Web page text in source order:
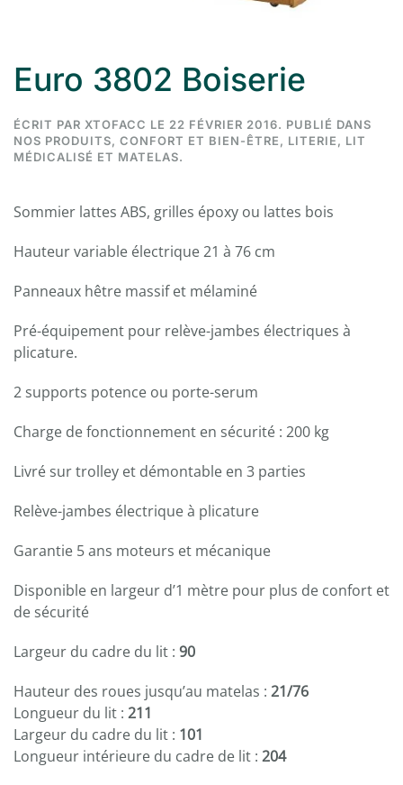
Euro 3802 Boiserie
ÉCRIT PAR XTOFACC LE 22 FÉVRIER 2016. PUBLIÉ DANS
NOS PRODUITS, CONFORT ET BIEN-ÊTRE, LITERIE, LIT
MÉDICALISÉ ET MATELAS.
Sommier lattes ABS, grilles époxy ou lattes bois
Hauteur variable électrique 21 à 76 cm
Panneaux hêtre massif et mélaminé
Pré-équipement pour relève-jambes électriques à
plicature.
2 supports potence ou porte-serum
Charge de fonctionnement en sécurité : 200 kg
Livré sur trolley et démontable en 3 parties
Relève-jambes électrique à plicature
Garantie 5 ans moteurs et mécanique
Disponible en largeur d’1 mètre pour plus de confort et
de sécurité
Largeur du cadre du lit : 90
Hauteur des roues jusqu’au matelas : 21/76
Longueur du lit : 211
Largeur du cadre du lit : 101
Longueur intérieure du cadre de lit : 204